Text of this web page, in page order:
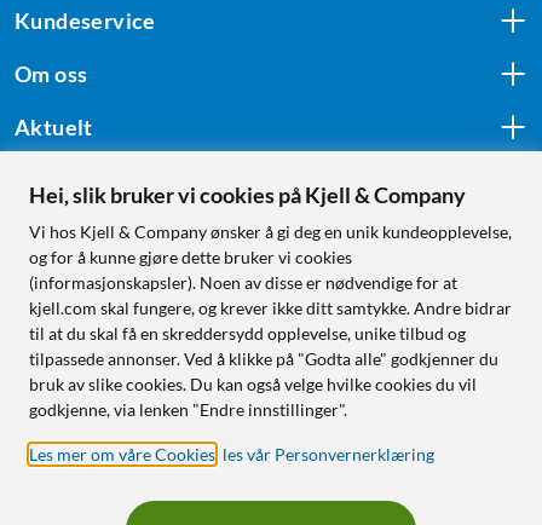
Kundeservice
Om oss
Aktuelt
Følg oss
Handle fra:
Sverige
Norge
Hei, slik bruker vi cookies på Kjell & Company
Vi hos Kjell & Company ønsker å gi deg en unik kundeopplevelse,
og for å kunne gjøre dette bruker vi cookies
(informasjonskapsler). Noen av disse er nødvendige for at
kjell.com skal fungere, og krever ikke ditt samtykke. Andre bidrar
til at du skal få en skreddersydd opplevelse, unike tilbud og
tilpassede annonser. Ved å klikke på "Godta alle" godkjenner du
bruk av slike cookies. Du kan også velge hvilke cookies du vil
godkjenne, via lenken "Endre innstillinger".
Les mer om våre Cookies les vår Personvernerklæring